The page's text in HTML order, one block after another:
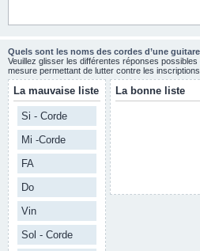
Quels sont les noms des cordes d’une guitare
Veuillez glisser les différentes réponses
mesure permettant de lutter contre les inscriptions
La mauvaise liste
Si - Corde
Mi -Corde
FA
Do
Vin
Sol - Corde
La bonne liste